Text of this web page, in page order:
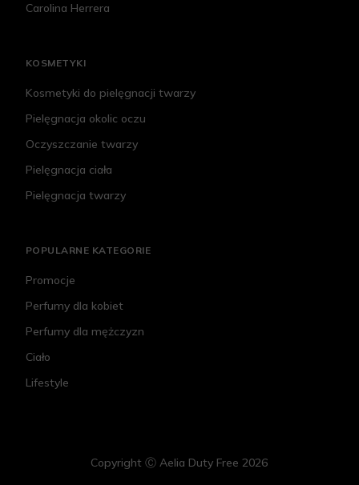
Carolina Herrera
KOSMETYKI
Kosmetyki do pielęgnacji twarzy
Pielęgnacja okolic oczu
Oczyszczanie twarzy
Pielęgnacja ciała
Pielęgnacja twarzy
POPULARNE KATEGORIE
Promocje
Perfumy dla kobiet
Perfumy dla mężczyzn
Ciało
Lifestyle
Copyright Ⓒ Aelia Duty Free 2026